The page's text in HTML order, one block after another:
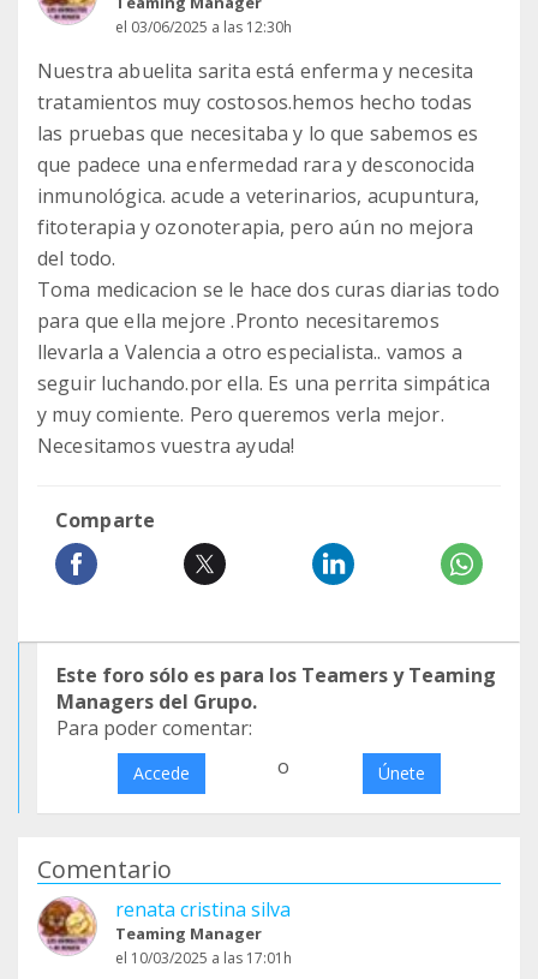
el 03/06/2025 a las 12:30h
Nuestra abuelita sarita está enferma y necesita
tratamientos muy costosos.hemos hecho todas
las pruebas que necesitaba y lo que sabemos es
que padece una enfermedad rara y desconocida
inmunológica. acude a veterinarios, acupuntura,
fitoterapia y ozonoterapia, pero aún no mejora
del todo.
Toma medicacion se le hace dos curas diarias todo
para que ella mejore .Pronto necesitaremos
llevarla a Valencia a otro especialista.. vamos a
seguir luchando.por ella. Es una perrita simpática
y muy comiente. Pero queremos verla mejor.
Necesitamos vuestra ayuda!
Comparte
Este foro sólo es para los Teamers y Teaming
Managers del Grupo.
Para poder comentar:
Accede o Únete
Comentario
renata cristina silva
Teaming Manager
el 10/03/2025 a las 17:01h